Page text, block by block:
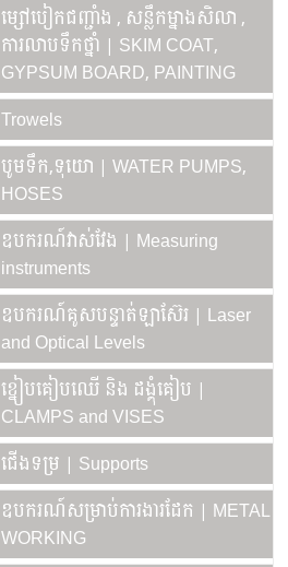
ម្សៅបៀកជញ្ជាំង , សន្លឹកម្នាងសិលា ,
ការលាបទឹកថ្នាំ | SKIM COAT,
GYPSUM BOARD, PAINTING
Trowels
បូមទឹក,ទុយោ | WATER PUMPS,
HOSES
ឧបករណ៍វាស់វែង | Measuring
instruments
ឧបករណ៍គូសបន្ទាត់ឡាស៊ែរ | Laser
and Optical Levels
ខ្នៀបគៀបឈើ និង ដង្គុំគៀប |
CLAMPS and VISES
ជើងទម្រ | Supports
ឧបករណ៍សម្រាប់ការងារដែក | METAL
WORKING